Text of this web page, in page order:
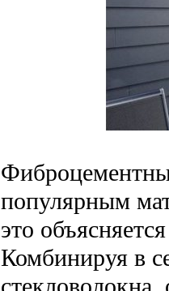
популярным
это
Комбинируя в